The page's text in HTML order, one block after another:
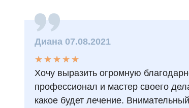
Диана 07.08.2021
★
★
★
★
★
★ ★ ★ ★ ★
Хочу выразить огромную
профессионал и мастер своего
какое будет лечение.